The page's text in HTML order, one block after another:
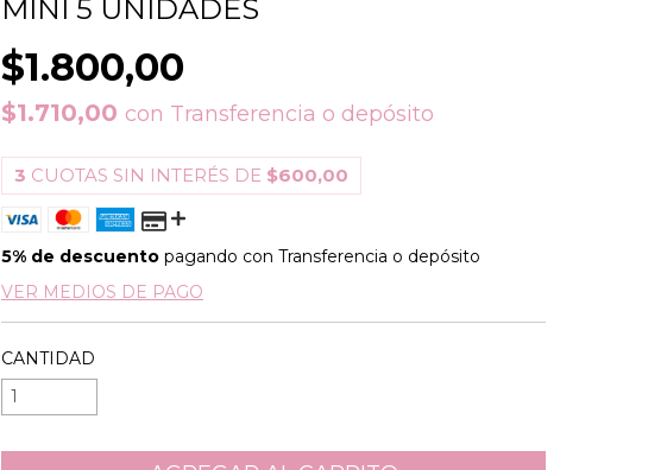
MINI 5 UNIDADES
$1.800,00
$1.710,00 con Transferencia o depósito
3 CUOTAS SIN INTERÉS DE $600,00
5% de descuento pagando con Transferencia o depósito
VER MEDIOS DE PAGO
CANTIDAD